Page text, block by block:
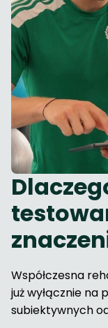
Współczesna
już wyłącznie na
subiektywnych